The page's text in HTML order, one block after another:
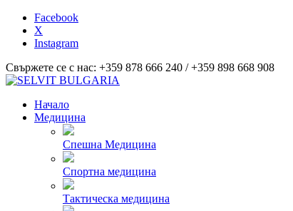
Facebook
X
Instagram
Свържете се с нас: +359 878 666 240 / +359 898 668 908
Начало
Медицина
Спешна Медицина
Спортна медицина
Тактическа медицина